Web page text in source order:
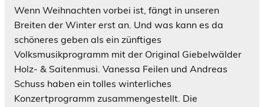
Wenn Weihnachten vorbei ist, fängt in unseren
Breiten der Winter erst an. Und was kann es da
schöneres geben als ein zünftiges
Volksmusikprogramm mit der Original Giebelwälder
Holz- & Saitenmusi. Vanessa Feilen und Andreas
Schuss haben ein tolles winterliches
Konzertprogramm zusammengestellt. Die